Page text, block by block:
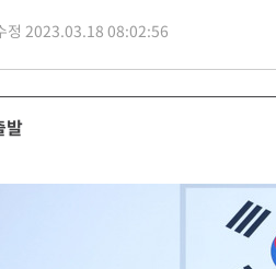
교외에서 미니버스 폭발.. 14명 부상, 3
위…서울 낮 39도 '폭염중대경보'
"적국 목표물들"과 대치로 남부 케슘섬
리콘 수입 규제…파생제품 15% 관세, 120
수출 23.9%↑ 수입 27.5%↑…무역총액
정 2023.03.18 08:02:56
발